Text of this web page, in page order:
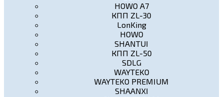
HOWO A7
КПП ZL-30
LonKing
HOWO
SHANTUI
КПП ZL-50
SDLG
WAYTEKO
WAYTEKO PREMIUM
SHAANXI